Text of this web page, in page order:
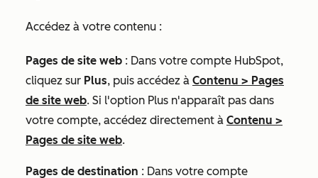
Accédez à votre contenu :
Pages de site web : Dans votre compte HubSpot,
cliquez sur Plus, puis accédez à Contenu > Pages
de site web. Si l'option Plus n'apparaît pas dans
votre compte, accédez directement à Contenu >
Pages de site web.
Pages de destination : Dans votre compte